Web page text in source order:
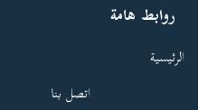
روابط هامة
الرئيسية
اتصل بنا